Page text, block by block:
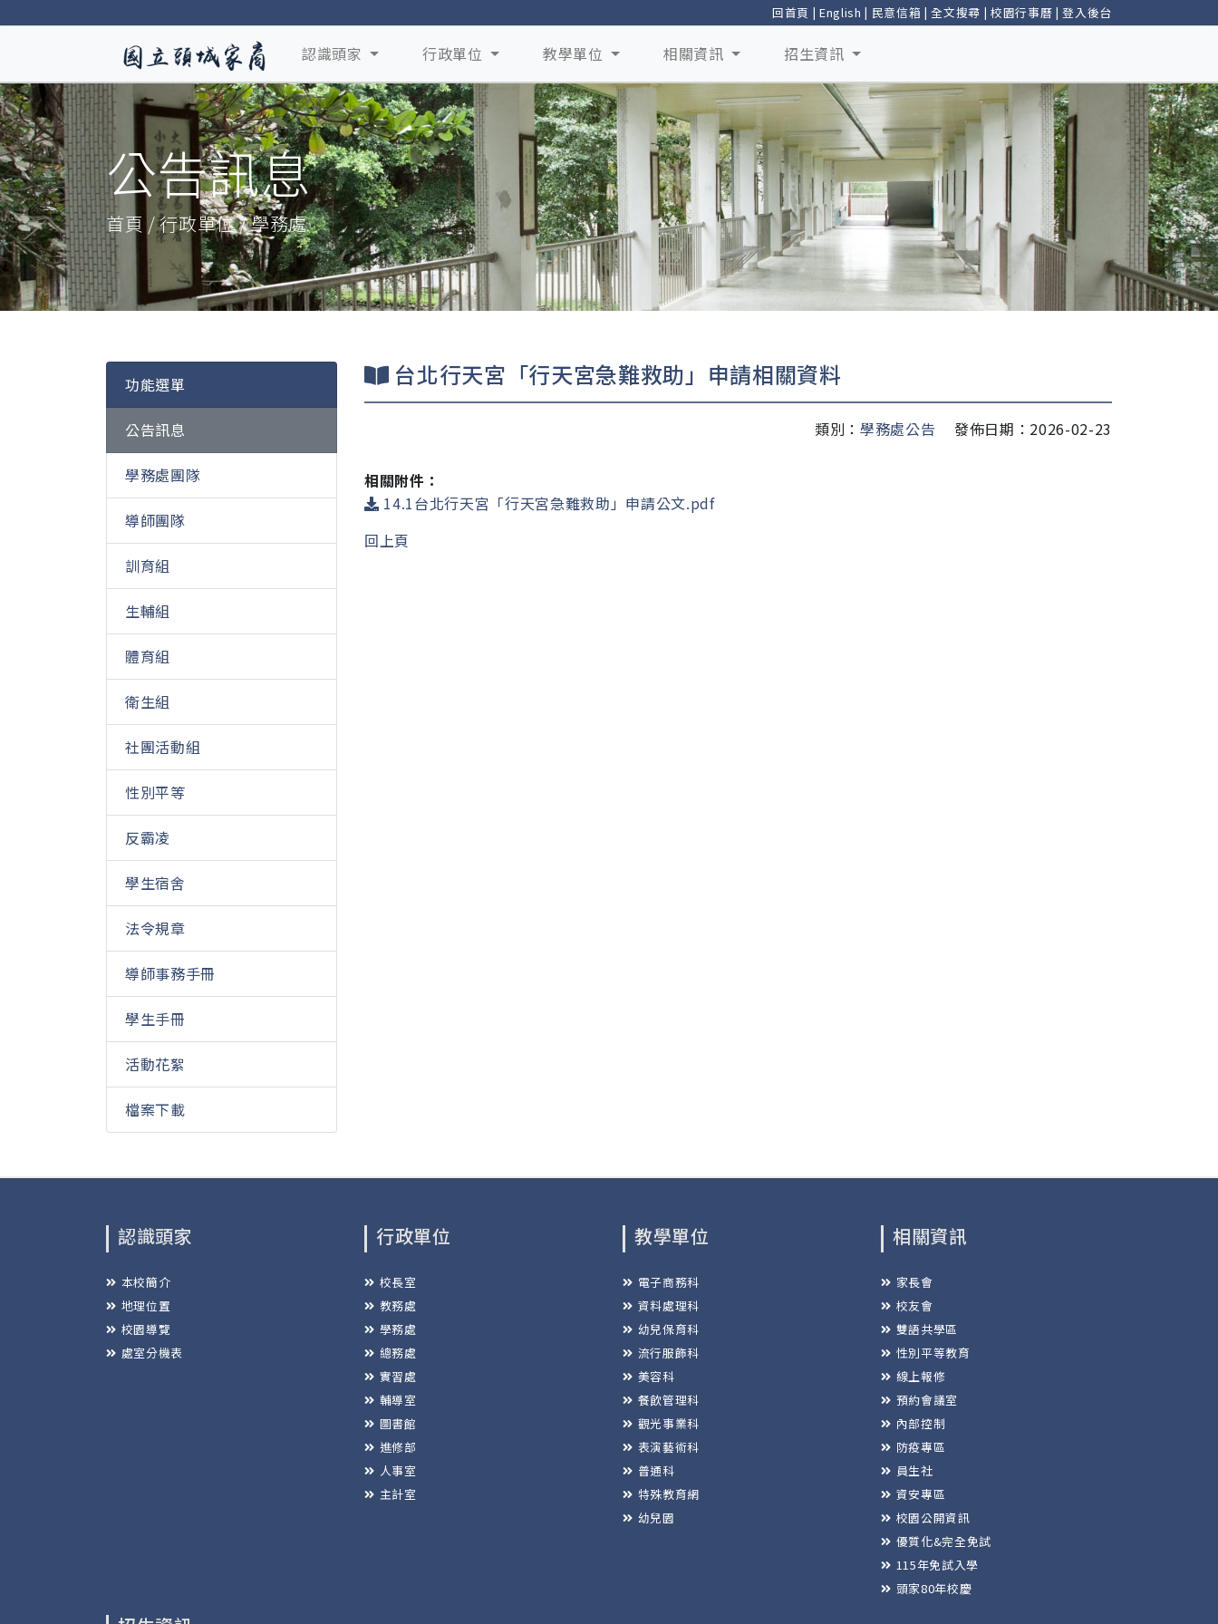
回首頁 | English | 民意信箱 |全文搜尋 | 校園行事曆 |登入後台
認識頭家 行政單位 教學單位 相關資訊 招生資訊
公告訊息
首頁 / 行政單位 / 學務處
功能選單
公告訊息
學務處團隊
導師團隊
訓育組
生輔組
體育組
衛生組
社團活動組
性別平等
反霸凌
學生宿舍
法令規章
導師事務手冊
學生手冊
活動花絮
檔案下載
台北行天宮「行天宮急難救助」申請相關資料
類別： 學務處公告 發佈日期：2026-02-23
相關附件：
14.1台北行天宮「行天宮急難救助」申請公文.pdf
回上頁
認識頭家
本校簡介
地理位置
校園導覽
處室分機表
行政單位
校長室
教務處
學務處
總務處
實習處
輔導室
圖書館
進修部
人事室
主計室
教學單位
電子商務科
資料處理科
幼兒保育科
流行服飾科
美容科
餐飲管理科
觀光事業科
表演藝術科
普通科
特殊教育網
幼兒園
相關資訊
家長會
校友會
雙語共學區
性別平等教育
線上報修
預約會議室
內部控制
防疫專區
員生社
資安專區
校園公開資訊
優質化&完全免試
115年免試入學
頭家80年校慶